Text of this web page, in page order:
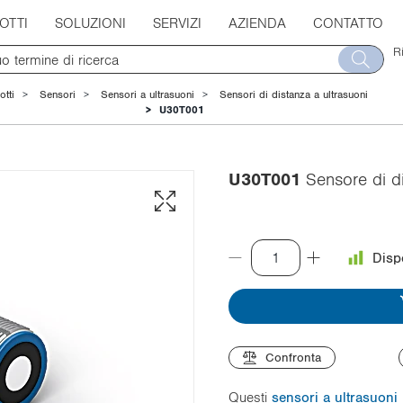
SOLUZIONI SERVIZI AZIENDA CONTATTO
Sensori Sensori a ultrasuoni
Sensori di distanza a ultrasuoni
U30T001
U30T001 Sensore di
Confronta
Questi sensori a ultrasuoni